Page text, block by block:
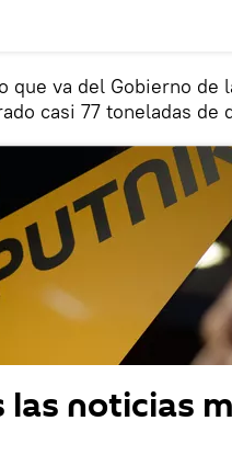
que va del Gobierno de
casi 77 toneladas de
las noticias